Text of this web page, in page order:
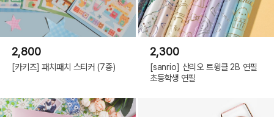
2,800
[카키즈] 패치패치 스티커 (7종)
2,300
[sanrio] 산리오 트윙클 2B 연필
초등학생 연필